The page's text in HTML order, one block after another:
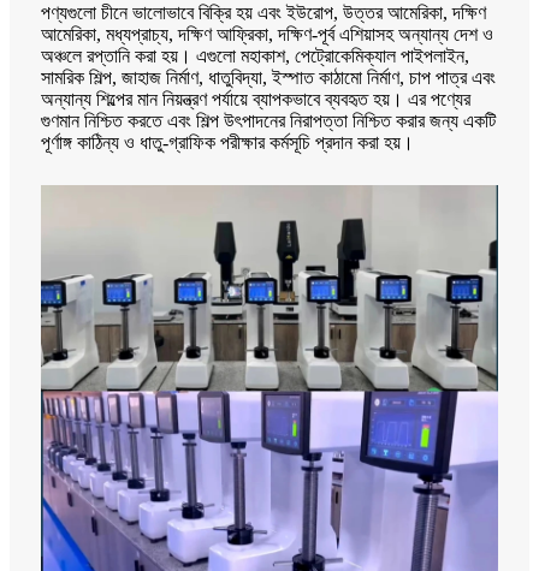
পণ্যগুলো চীনে ভালোভাবে বিক্রি হয় এবং ইউরোপ, উত্তর আমেরিকা, দক্ষিণ
আমেরিকা, মধ্যপ্রাচ্য, দক্ষিণ আফ্রিকা, দক্ষিণ-পূর্ব এশিয়াসহ অন্যান্য দেশ ও
অঞ্চলে রপ্তানি করা হয়। এগুলো মহাকাশ, পেট্রোকেমিক্যাল পাইপলাইন,
সামরিক শিল্প, জাহাজ নির্মাণ, ধাতুবিদ্যা, ইস্পাত কাঠামো নির্মাণ, চাপ পাত্র এবং
অন্যান্য শিল্পের মান নিয়ন্ত্রণ পর্যায়ে ব্যাপকভাবে ব্যবহৃত হয়। এর পণ্যের
গুণমান নিশ্চিত করতে এবং শিল্প উৎপাদনের নিরাপত্তা নিশ্চিত করার জন্য একটি
পূর্ণাঙ্গ কাঠিন্য ও ধাতু-গ্রাফিক পরীক্ষার কর্মসূচি প্রদান করা হয়।